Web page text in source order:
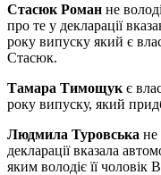
Стасюк Роман не
про те у декларації
року випуску який є
Стасюк.
Тамара Тимощук є
року випуску, який
Людмила Туровська не
декларації вказала
яким володіє її чоловік